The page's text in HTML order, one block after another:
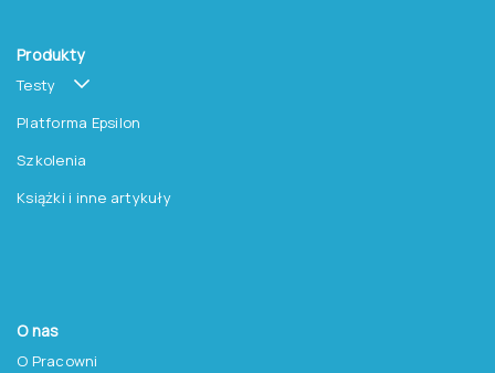
Produkty
Testy
Platforma Epsilon
Szkolenia
Książki i inne artykuły
O nas
O Pracowni